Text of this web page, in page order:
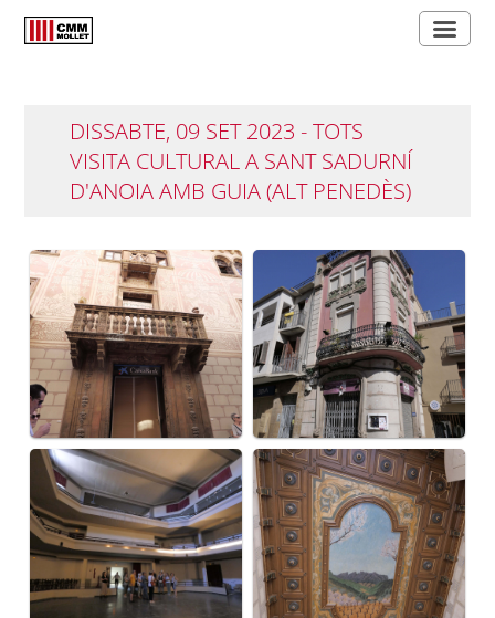
DISSABTE, 09 SET 2023 - TOTS
VISITA CULTURAL A SANT SADURNÍ
D'ANOIA AMB GUIA (ALT PENEDÈS)